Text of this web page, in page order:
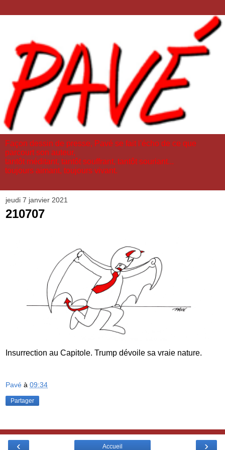
Façon dessin de presse, Pavé se fait l'écho de ce que
parcourt son auteur,
tantôt méditant, tantôt souffrant, tantôt souriant...
toujours aimant, toujours vivant.
jeudi 7 janvier 2021
210707
Insurrection au Capitole. Trump dévoile sa vraie nature.
Pavé à 09:34
Partager
‹ ›
Accueil